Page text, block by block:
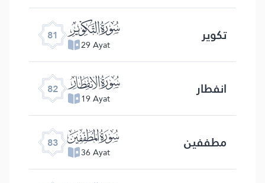
81 ﯾ
29 Ayat تکویر
82 ﯿ
19 Ayat انفطار
83 ﰀ
36 Ayat مطففین